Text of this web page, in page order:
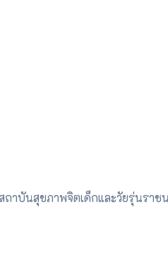
าบันสุขภาพจิตเด็กและวัยรุ่นรา